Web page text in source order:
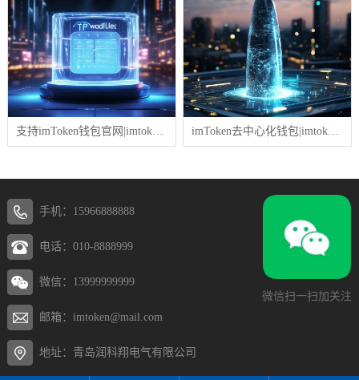
支持imToken钱包官网|imtoken钱包创建钱包用断网吗
微信扫一扫加关注
手机：15966888888
电话：010-8888999
微信：13999999999
邮箱：imtoken@mail.com
地址：青岛润科翔电气有限公司